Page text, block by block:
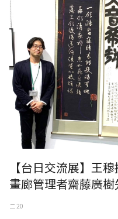
【台日交流展】王
畫廊管理者齋藤廣樹
二 20